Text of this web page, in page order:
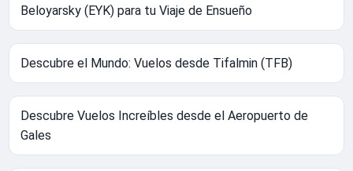
Beloyarsky (EYK) para tu Viaje de Ensueño
Descubre el Mundo: Vuelos desde Tifalmin (TFB)
Descubre Vuelos Increíbles desde el Aeropuerto de
Gales